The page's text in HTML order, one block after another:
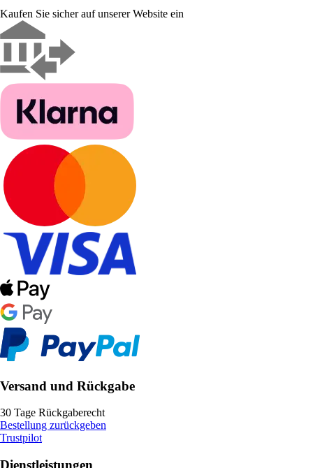
Kaufen Sie sicher auf unserer Website ein
Versand und Rückgabe
30 Tage Rückgaberecht
Bestellung zurückgeben
Trustpilot
Dienstleistungen